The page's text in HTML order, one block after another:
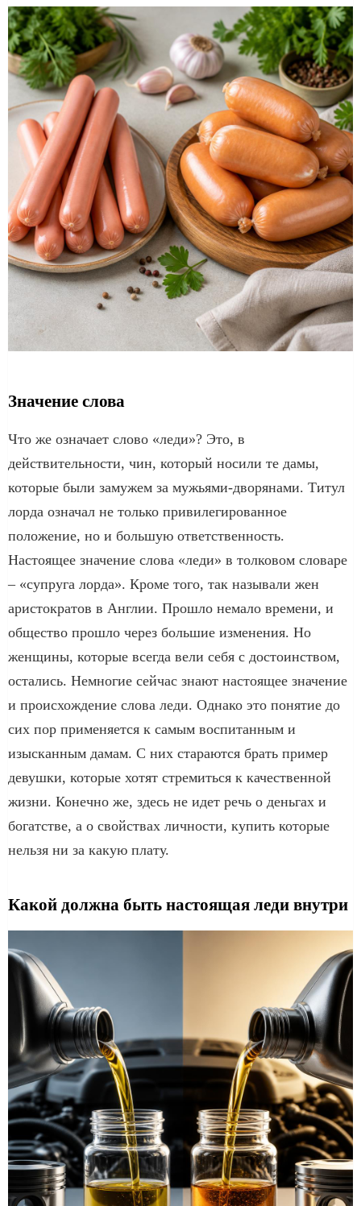
Значение слова
Что же означает слово «леди»? Это, в
действительности, чин, который носили те дамы,
которые были замужем за мужьями-дворянами. Титул
лорда означал не только привилегированное
положение, но и большую ответственность.
Настоящее значение слова «леди» в толковом словаре
– «супруга лорда». Кроме того, так называли жен
аристократов в Англии. Прошло немало времени, и
общество прошло через большие изменения. Но
женщины, которые всегда вели себя с достоинством,
остались. Немногие сейчас знают настоящее значение
и происхождение слова леди. Однако это понятие до
сих пор применяется к самым воспитанным и
изысканным дамам. С них стараются брать пример
девушки, которые хотят стремиться к качественной
жизни. Конечно же, здесь не идет речь о деньгах и
богатстве, а о свойствах личности, купить которые
нельзя ни за какую плату.
Какой должна быть настоящая леди внутри